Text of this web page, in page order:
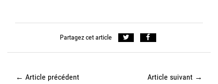
Partagez cet article
← Article précédent Article suivant →